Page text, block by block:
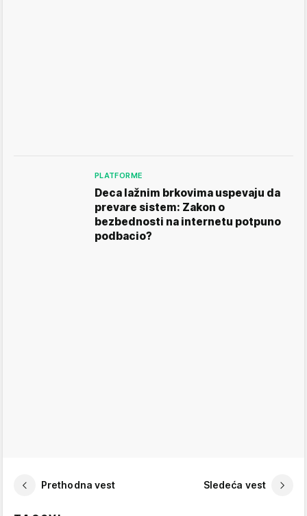
PLATFORME
Deca lažnim brkovima uspevaju da
prevare sistem: Zakon o
bezbednosti na internetu potpuno
podbacio?
Prethodna vest Sledeća vest